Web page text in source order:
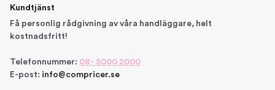
Kundtjänst
Få personlig rådgivning av våra handläggare, helt
kostnadsfritt!
Telefonnummer: 08 - 5000 2000
E-post: info@compricer.se